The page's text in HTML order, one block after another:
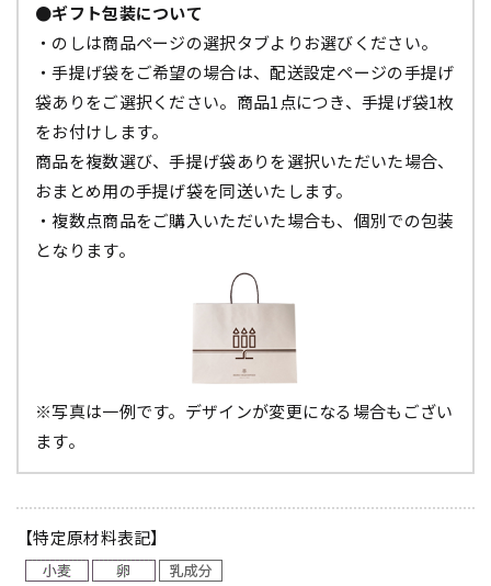
●ギフト包装について
・のしは商品ページの選択タブよりお選びください。
・手提げ袋をご希望の場合は、配送設定ページの手提げ
袋ありをご選択ください。商品1点につき、手提げ袋1枚
をお付けします。
商品を複数選び、手提げ袋ありを選択いただいた場合、
おまとめ用の手提げ袋を同送いたします。
・複数点商品をご購入いただいた場合も、個別での包装
となります。
※写真は一例です。デザインが変更になる場合もござい
ます。
【特定原材料表記】